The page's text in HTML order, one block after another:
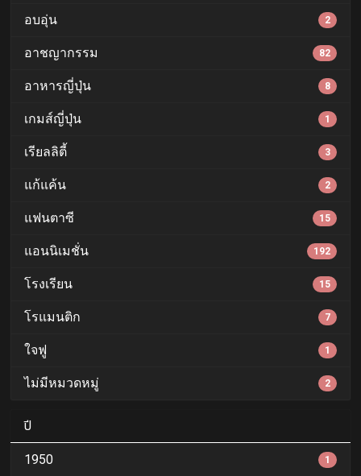
อบอุ่น 2
อาชญากรรม 82
อาหารญี่ปุ่น 8
เกมส์ญี่ปุ่น 1
เรียลลิตี้ 3
แก้แค้น 2
แฟนตาซี 15
แอนนิเมชั่น 192
โรงเรียน 15
โรแมนติก 7
ใจฟู 1
ไม่มีหมวดหมู่ 2
ปี
1950 1